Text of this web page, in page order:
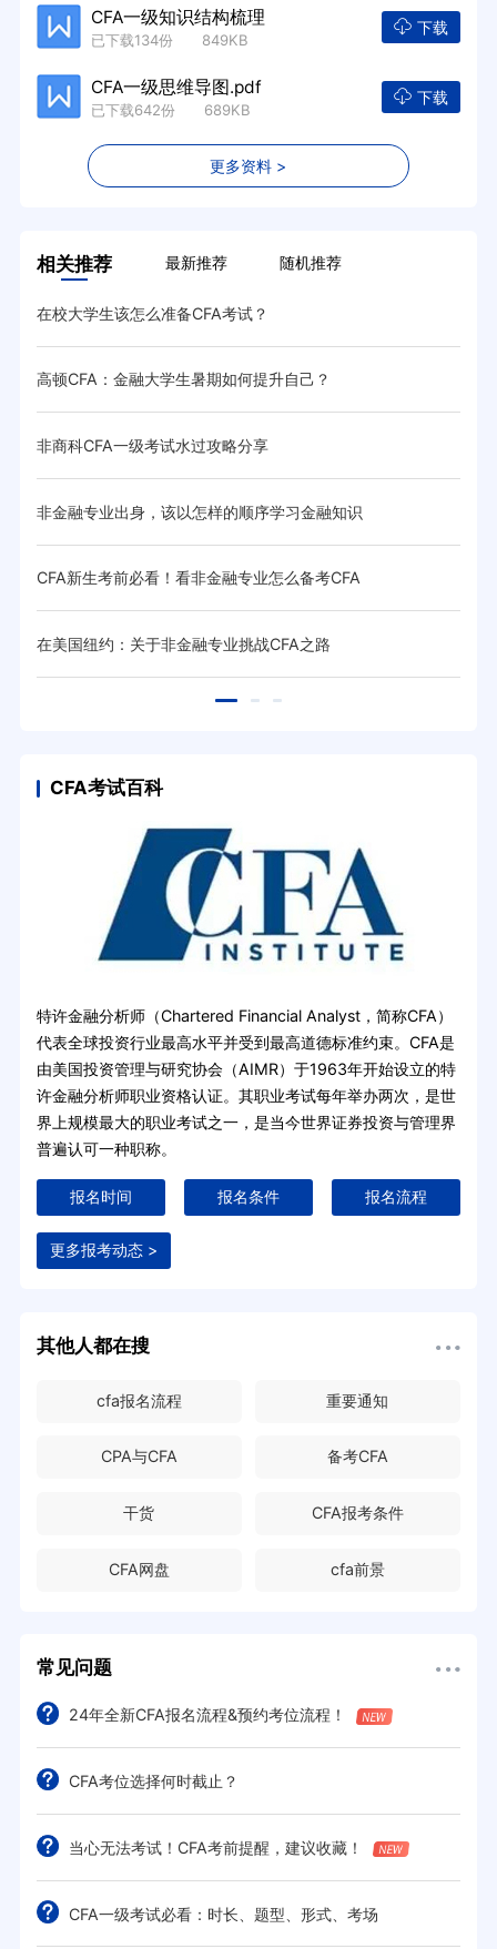
CFA一级知识结构梳理
已下载134份 849KB
下载
CFA一级思维导图.pdf
已下载642份 689KB
下载
更多资料 >
相关推荐 最新推荐 随机推荐
在校大学生该怎么准备CFA考试？
高顿CFA：金融大学生暑期如何提升自己？
非商科CFA一级考试水过攻略分享
非金融专业出身，该以怎样的顺序学习金融知识
CFA新生考前必看！看非金融专业怎么备考CFA
在美国纽约：关于非金融专业挑战CFA之路
CFA考试百科
特许金融分析师（Chartered Financial Analyst，简称CFA）
代表全球投资行业最高水平并受到最高道德标准约束。CFA是
由美国投资管理与研究协会（AIMR）于1963年开始设立的特
许金融分析师职业资格认证。其职业考试每年举办两次，是世
界上规模最大的职业考试之一，是当今世界证券投资与管理界
普遍认可一种职称。
报名时间 报名条件 报名流程
更多报考动态 >
其他人都在搜
cfa报名流程 重要通知
CPA与CFA 备考CFA
干货 CFA报考条件
CFA网盘 cfa前景
常见问题
24年全新CFA报名流程&预约考位流程！
CFA考位选择何时截止？
当心无法考试！CFA考前提醒，建议收藏！
CFA一级考试必看：时长、题型、形式、考场